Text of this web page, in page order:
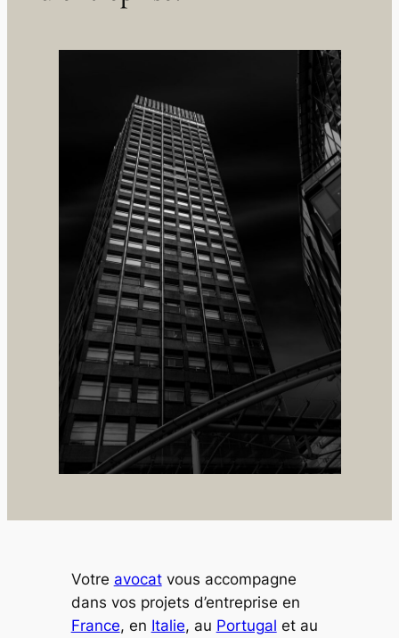
Votre avocatvous accompagne
dans vos projets d’entreprise en
France, en Italie, au Portugal et au